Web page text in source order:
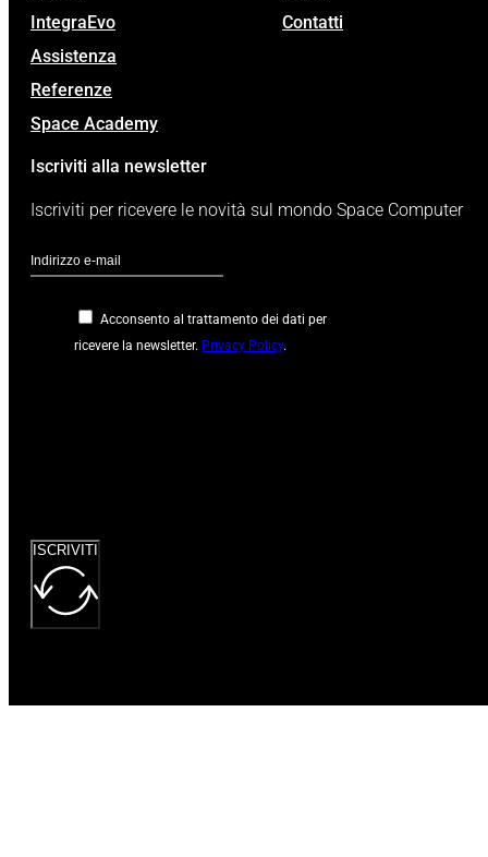
IntegraEvo
Assistenza
Referenze
Space Academy
Contatti
Iscriviti alla newsletter
Iscriviti per ricevere le novità sul mondo Space Computer
Acconsento al trattamento dei dati per
ricevere la newsletter. Privacy Policy.
ISCRIVITI